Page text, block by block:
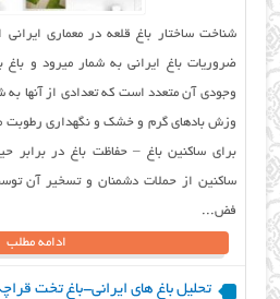
شناخت ساختار باغ قلعه در معماری ایرانی
ضروریات باغ ایرانی به شمار میرود و باغ
وجودی آن متعدد است که تعدادی از آنها
وزش بادهای گرم و خشک و نگهداری رطوبت
برای ساکنین باغ – حفاظت باغ در برابر
ساکنین از حملات دشمنان و تسخیر آن
فض...
ادامه مطلب
تحلیل باغ های ایرانی-باغ تخت